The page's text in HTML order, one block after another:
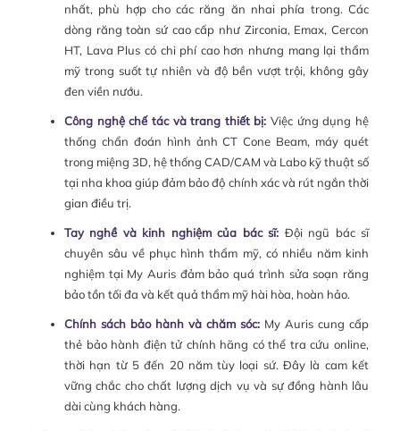
nhất, phù hợp cho các răng ăn nhai phía trong. Các
dòng răng toàn sứ cao cấp như Zirconia, Emax, Cercon
HT, Lava Plus có chi phí cao hơn nhưng mang lại thẩm
mỹ trong suốt tự nhiên và độ bền vượt trội, không gây
đen viền nướu.
Công nghệ chế tác và trang thiết bị: Việc ứng dụng hệ
thống chẩn đoán hình ảnh CT Cone Beam, máy quét
trong miệng 3D, hệ thống CAD/CAM và Labo kỹ thuật số
tại nha khoa giúp đảm bảo độ chính xác và rút ngắn thời
gian điều trị.
Tay nghề và kinh nghiệm của bác sĩ: Đội ngũ bác sĩ
chuyên sâu về phục hình thẩm mỹ, có nhiều năm kinh
nghiệm tại My Auris đảm bảo quá trình sửa soạn răng
bảo tồn tối đa và kết quả thẩm mỹ hài hòa, hoàn hảo.
Chính sách bảo hành và chăm sóc: My Auris cung cấp
thẻ bảo hành điện tử chính hãng có thể tra cứu online,
thời hạn từ 5 đến 20 năm tùy loại sứ. Đây là cam kết
vững chắc cho chất lượng dịch vụ và sự đồng hành lâu
dài cùng khách hàng.